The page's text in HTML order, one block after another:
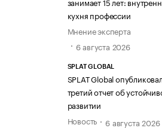
кухня профессии
Мнение эксперта
6 августа 2026
SPLAT GLOBAL
SPLAT Global
третий отчет об
развитии
Новость
6 августа 2026